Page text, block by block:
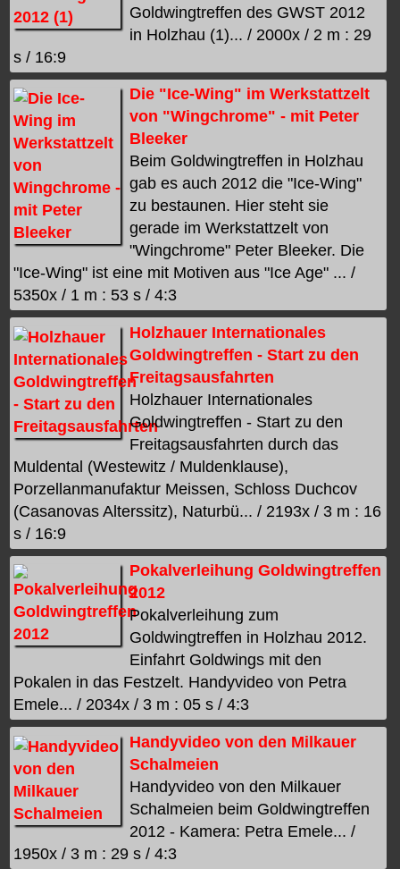
Goldwingtreffen des GWST 2012
in Holzhau (1)... / 2000x / 2 m : 29
s / 16:9
Die "Ice-Wing" im Werkstattzelt
von "Wingchrome" - mit Peter
Bleeker
Beim Goldwingtreffen in Holzhau
gab es auch 2012 die "Ice-Wing"
zu bestaunen. Hier steht sie
gerade im Werkstattzelt von
"Wingchrome" Peter Bleeker. Die
"Ice-Wing" ist eine mit Motiven aus "Ice Age" ... /
5350x / 1 m : 53 s / 4:3
Holzhauer Internationales
Goldwingtreffen - Start zu den
Freitagsausfahrten
Holzhauer Internationales
Goldwingtreffen - Start zu den
Freitagsausfahrten durch das
Muldental (Westewitz / Muldenklause),
Porzellanmanufaktur Meissen, Schloss Duchcov
(Casanovas Alterssitz), Naturbü... / 2193x / 3 m : 16
s / 16:9
Pokalverleihung Goldwingtreffen
2012
Pokalverleihung zum
Goldwingtreffen in Holzhau 2012.
Einfahrt Goldwings mit den
Pokalen in das Festzelt. Handyvideo von Petra
Emele... / 2034x / 3 m : 05 s / 4:3
Handyvideo von den Milkauer
Schalmeien
Handyvideo von den Milkauer
Schalmeien beim Goldwingtreffen
2012 - Kamera: Petra Emele... /
1950x / 3 m : 29 s / 4:3